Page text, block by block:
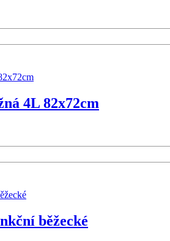
4L 82x72cm
běžecké